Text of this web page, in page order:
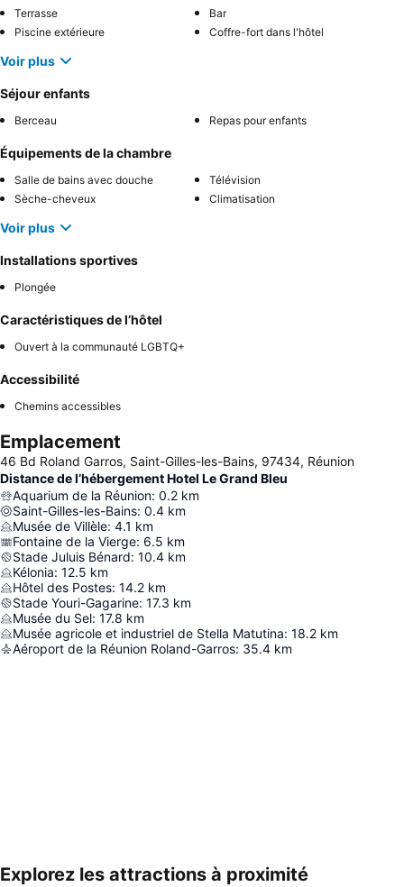
Terrasse
Bar
Piscine extérieure
Coffre-fort dans l'hôtel
Voir plus
Séjour enfants
Berceau Repas pour enfants
Équipements de la chambre
Salle de bains avec douche
Télévision
Sèche-cheveux
Climatisation
Voir plus
Installations sportives
Plongée
Caractéristiques de l’hôtel
Ouvert à la communauté LGBTQ+
Accessibilité
Chemins accessibles
Emplacement
46 Bd Roland Garros, Saint-Gilles-les-Bains, 97434, Réunion
Distance de l’hébergement Hotel Le Grand Bleu
Aquarium de la Réunion: 0.2 km
Saint-Gilles-les-Bains: 0.4 km
Musée de Villèle: 4.1 km
Fontaine de la Vierge: 6.5 km
Stade Juluis Bénard: 10.4 km
Kélonia: 12.5 km
Hôtel des Postes: 14.2 km
Stade Youri-Gagarine: 17.3 km
Musée du Sel: 17.8 km
Musée agricole et industriel de Stella Matutina: 18.2 km
Aéroport de la Réunion Roland-Garros: 35.4 km
Explorez les attractions à proximité